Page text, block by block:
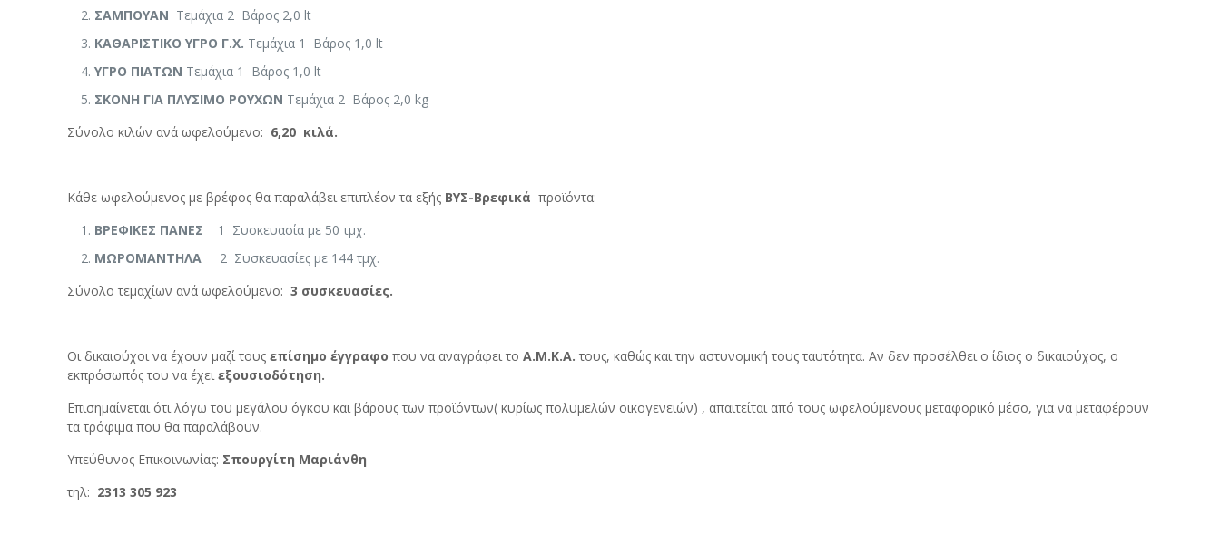
ΣΑΜΠΟΥΑΝ Τεμάχια 2 Βάρος 2,0 lt
ΚΑΘΑΡΙΣΤΙΚΟ ΥΓΡΟ Γ.Χ. Τεμάχια 1 Βάρος 1,0 lt
ΥΓΡΟ ΠΙΑΤΩΝ Τεμάχια 1 Βάρος 1,0 lt
ΣΚΟΝΗ ΓΙΑ ΠΛΥΣΙΜΟ ΡΟΥΧΩΝ Τεμάχια 2 Βάρος 2,0 kg
Σύνολο κιλών ανά ωφελούμενο: 6,20 κιλά.
Κάθε ωφελούμενος με βρέφος θα παραλάβει επιπλέον τα εξής ΒΥΣ-Βρεφικά προϊόντα:
ΒΡΕΦΙΚΕΣ ΠΑΝΕΣ 1 Συσκευασία με 50 τμχ.
ΜΩΡΟΜΑΝΤΗΛΑ
2 Συσκευασίες με 144 τμχ.
Σύνολο τεμαχίων ανά ωφελούμενο:3 συσκευασίες.
Οι δικαιούχοι να έχουν μαζί τουςεπίσημο έγγραφο που να αναγράφει τοΑ.Μ.Κ.Α. τους, καθώς και την αστυνομική τους ταυτότητα. Αν δεν προσέλθει ο ίδιος ο δικαιούχος, ο
εκπρόσωπός του να έχειεξουσιοδότηση.
Επισημαίνεται ότι λόγω του μεγάλου όγκου και βάρους των προϊόντων( κυρίως πολυμελών οικογενειών) , απαιτείται από τους ωφελούμενους μεταφορικό μέσο, για να μεταφέρουν
τα τρόφιμα που θα παραλάβουν.
Υπεύθυνος Επικοινωνίας: Σπουργίτη Μαριάνθη
τηλ: 2313 305 923